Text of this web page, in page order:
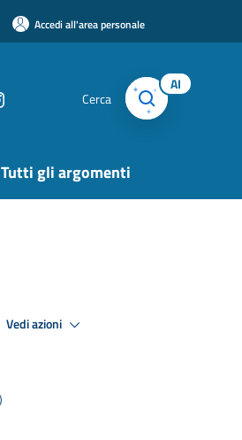
Accedi all'area personale
Cerca
AI
Tutti gli argomenti
Vedi azioni